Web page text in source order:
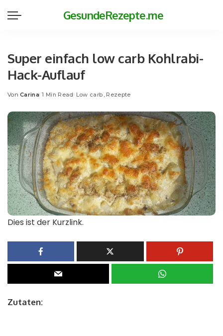
GesundeRezepte.me
Super einfach low carb Kohlrabi-
Hack-Auflauf
Posted
Von Carina 1 Min Read Low carb Rezepte
Dies ist der Kurzlink.
Zutaten: